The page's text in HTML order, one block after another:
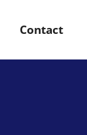
Contact